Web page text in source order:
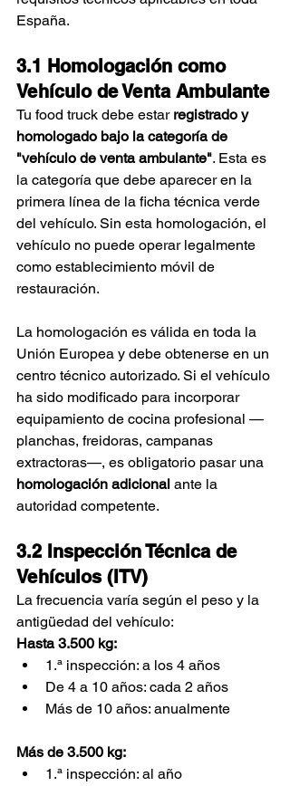
España.
3.1 Homologación como
Vehículo de Venta Ambulante
Tu food truck debe estar registrado y
homologado bajo la categoría de
"vehículo de venta ambulante". Esta es
la categoría que debe aparecer en la
primera línea de la ficha técnica verde
del vehículo. Sin esta homologación, el
vehículo no puede operar legalmente
como establecimiento móvil de
restauración.
La homologación es válida en toda la
Unión Europea y debe obtenerse en un
centro técnico autorizado. Si el vehículo
ha sido modificado para incorporar
equipamiento de cocina profesional —
planchas, freidoras, campanas
extractoras—, es obligatorio pasar una
homologación adicional ante la
autoridad competente.
3.2 Inspección Técnica de
Vehículos (ITV)
La frecuencia varía según el peso y la
antigüedad del vehículo:
Hasta 3.500 kg:
1.ª inspección: a los 4 años
De 4 a 10 años: cada 2 años
Más de 10 años: anualmente
Más de 3.500 kg:
1.ª inspección: al año